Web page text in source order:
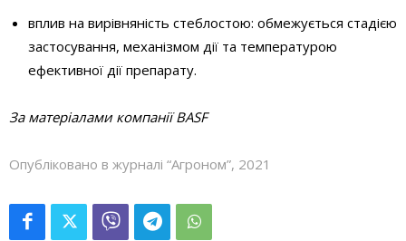
вплив на вирівняність стебло­стою: обмежується стадією
застосування, механізмом дії та температурою
ефективної дії препарату.
За матеріалами компанії BASF
Опубліковано в журналі “Агроном”, 2021